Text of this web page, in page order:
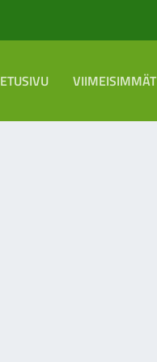
ETUSIVU VIIMEISIMMÄT